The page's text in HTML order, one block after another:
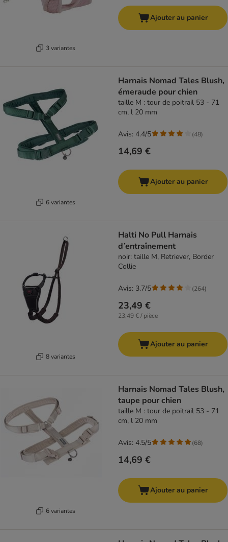
3 variantes
Ajouter au panier
6 variantes
Harnais Nomad Tales Blush,
émeraude pour chien
taille M : tour de poitrail 53 - 71
cm, l 20 mm
14,69 €
Avis: 4.4/5 (48)
Ajouter au panier
8 variantes
Halti No Pull Harnais
d’entraînement
noir: taille M, Retriever, Border
Collie
23,49 €
23,49 € / pièce
Avis: 3.7/5 (264)
Ajouter au panier
6 variantes
Harnais Nomad Tales Blush,
taupe pour chien
taille M : tour de poitrail 53 - 71
cm, l 20 mm
14,69 €
Avis: 4.5/5 (68)
Ajouter au panier